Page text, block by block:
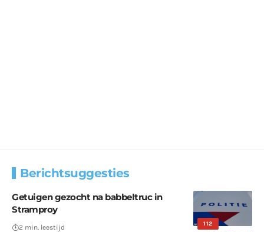
Berichtsuggesties
112
Getuigen gezocht na babbeltruc in
Stramproy
2 min. leestijd